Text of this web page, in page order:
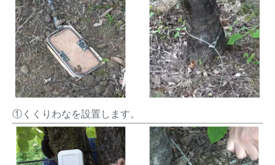
①くくりわなを設置します。